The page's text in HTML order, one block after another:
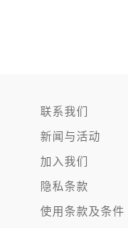
联系我们
新闻与活动
加入我们
隐私条款
使用条款及条件